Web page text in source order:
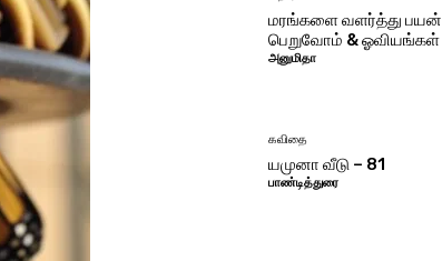
மரங்களை வளர்த்து பயன்
பெறுவோம் & ஓவியங்கள்
அனுமிதா
கவிதை
யமுனா வீடு – 81
பாண்டித்துரை